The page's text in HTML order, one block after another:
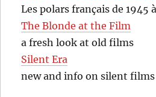
Les polars français de 1945
The Blonde at the Film
a fresh look at old films
Silent Era
new and info on silent films